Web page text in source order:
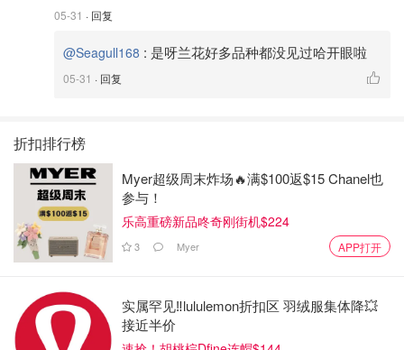
05-31 · 回复
@Seagull168 : 是呀兰花好多品种都没见过哈开眼啦
05-31 · 回复
折扣排行榜
Myer超级周末炸场🔥满$100返$15 Chanel也
参与！
乐高重磅新品咚奇刚街机$224
3 Myer APP打开
实属罕见‼️lululemon折扣区 羽绒服集体降💥
接近半价